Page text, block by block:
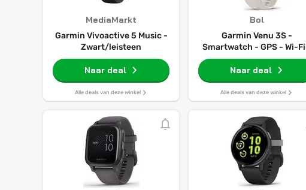
MediaMarkt
Garmin Vivoactive 5 Music -
Zwart/leisteen
Naar deal
Alle deals van deze winkel
Bol
Garmin Venu 3S -
Smartwatch - GPS - Wi-
Ivory Soft Gold
Naar deal
Alle deals van deze winkel